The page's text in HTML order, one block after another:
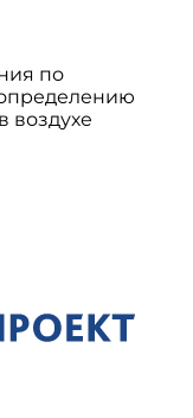
по
воздухе